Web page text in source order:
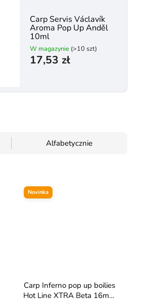
Carp Servis Václavík
Aroma Pop Up Anděl
10ml
W magazynie (>10 szt)
17,53 zł
Alfabetycznie
Novinka
Carp Inferno pop up boilies
Hot Line XTRA Beta 16mm